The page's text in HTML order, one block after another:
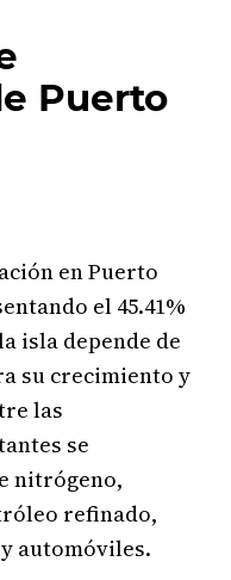
Puerto
en Puerto
el 45.41%
isla depende de
su crecimiento y
las
se
nitrógeno,
refinado,
automóviles.